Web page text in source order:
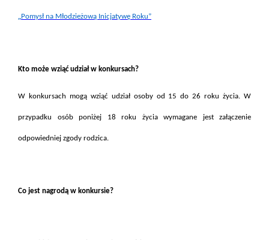
„Pomysł na Młodzieżową Inicjatywę Roku”
Kto może wziąć udział w konkursach?
W konkursach mogą wziąć udział osoby od 15 do 26 roku życia. W
przypadku osób poniżej 18 roku życia wymagane jest załączenie
odpowiedniej zgody rodzica.
Co jest nagrodą w konkursie?